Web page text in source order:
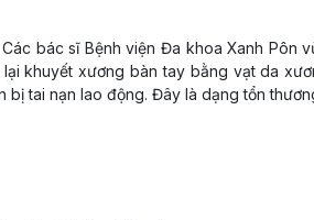
bác sĩ Bệnh viện Đa khoa Xanh Pôn
khuyết xương bàn tay bằng vạt da
bị tai nạn lao động. Đây là dạng tổn